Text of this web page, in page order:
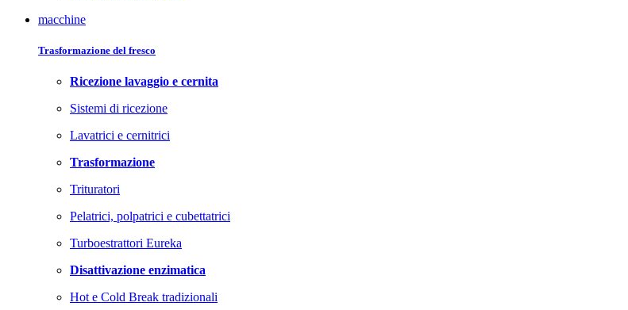
macchine
Trasformazione del fresco
Ricezione lavaggio e cernita
Sistemi di ricezione
Lavatrici e cernitrici
Trasformazione
Trituratori
Pelatrici, polpatrici e cubettatrici
Turboestrattori Eureka
Disattivazione enzimatica
Hot e Cold Break tradizionali